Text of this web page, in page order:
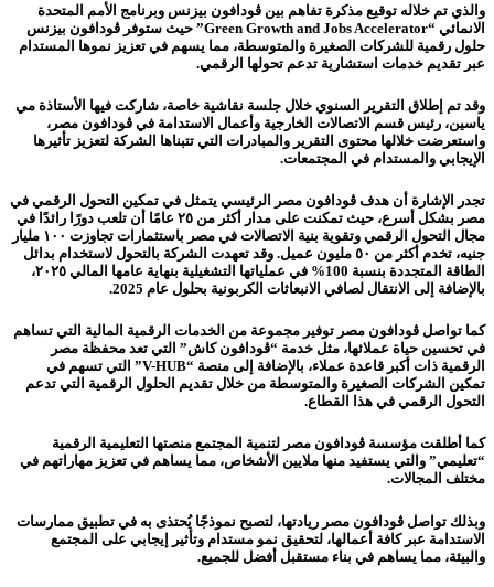
والذي تم خلاله توقيع مذكرة تفاهم بين ڤودافون بيزنس وبرنامج الأمم المتحدة
الانمائي “Green Growth and Jobs Accelerator” حيث ستوفر ڤودافون بيزنس
حلول رقمية للشركات الصغيرة والمتوسطة، مما يسهم في تعزيز نموها المستدام
عبر تقديم خدمات استشارية تدعم تحولها الرقمي.
وقد تم إطلاق التقرير السنوي خلال جلسة نقاشية خاصة، شاركت فيها الأستاذة مي
ياسين، رئيس قسم الاتصالات الخارجية وأعمال الاستدامة في ڤودافون مصر،
واستعرضت خلالها محتوى التقرير والمبادرات التي تتبناها الشركة لتعزيز تأثيرها
الإيجابي والمستدام في المجتمعات.
تجدر الإشارة أن هدف ڤودافون مصر الرئيسي يتمثل في تمكين التحول الرقمي في
مصر بشكل أسرع، حيث تمكنت على مدار أكثر من ٢٥ عامًا أن تلعب دورًا رائدًا في
مجال التحول الرقمي وتقوية بنية الاتصالات في مصر باستثمارات تجاوزت ١٠٠ مليار
جنيه، تخدم أكثر من ٥٠ مليون عميل. وقد تعهدت الشركة بالتحول لاستخدام بدائل
الطاقة المتجددة بنسبة 100% في عملياتها التشغيلية بنهاية عامها المالي ٢٠٢٥،
بالإضافة إلى الانتقال لصافي الانبعاثات الكربونية بحلول عام 2025.
كما تواصل ڤودافون مصر توفير مجموعة من الخدمات الرقمية المالية التي تساهم
في تحسين حياة عملائها، مثل خدمة “ڤودافون كاش” التي تعد محفظة مصر
الرقمية ذات أكبر قاعدة عملاء، بالإضافة إلى منصة “V-HUB” التي تسهم في
تمكين الشركات الصغيرة والمتوسطة من خلال تقديم الحلول الرقمية التي تدعم
التحول الرقمي في هذا القطاع.
كما أطلقت مؤسسة ڤودافون مصر لتنمية المجتمع منصتها التعليمية الرقمية
“تعليمي” والتي يستفيد منها ملايين الأشخاص، مما يساهم في تعزيز مهاراتهم في
مختلف المجالات.
وبذلك تواصل ڤودافون مصر ريادتها، لتصبح نموذجًا يُحتذى به في تطبيق ممارسات
الاستدامة عبر كافة أعمالها، لتحقيق نمو مستدام وتأثير إيجابي على المجتمع
والبيئة، مما يساهم في بناء مستقبل أفضل للجميع.